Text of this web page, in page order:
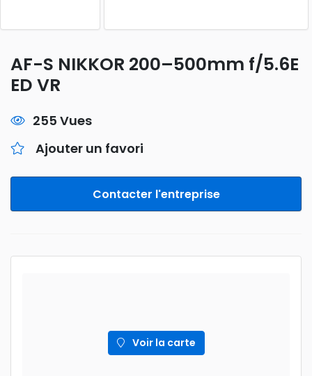
AF-S NIKKOR 200–500mm f/5.6E
ED VR
255 Vues
Ajouter un favori
Contacter l'entreprise
Voir la carte